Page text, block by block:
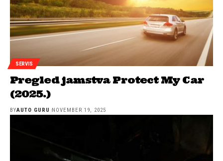
SERVIS
Pregled jamstva Protect My Car
(2025.)
BYAUTO GURU NOVEMBER 19, 2025